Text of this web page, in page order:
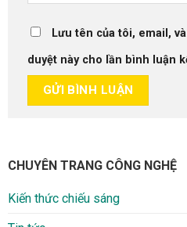
Lưu tên của tôi, email,
duyệt này cho lần bình luận
CHUYÊN TRANG CÔNG NGHỆ
Kiến thức chiếu sáng